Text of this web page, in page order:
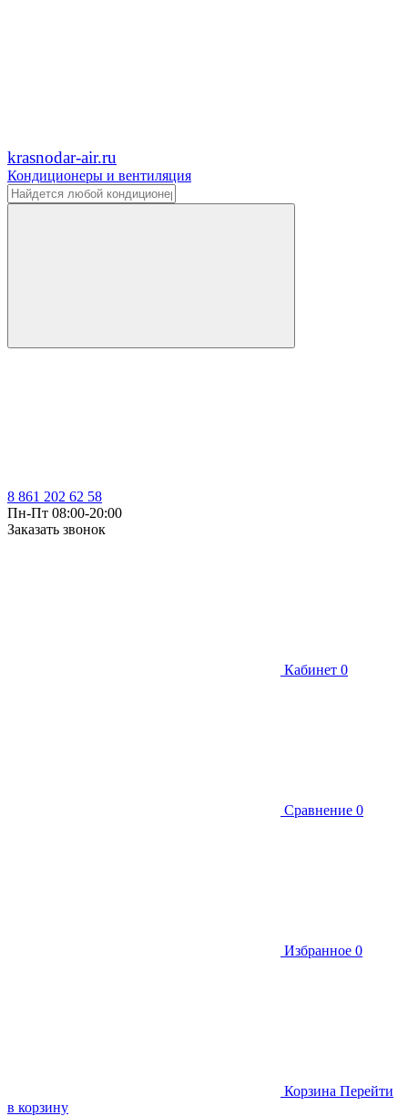
krasnodar-air.ru
Кондиционеры и вентиляция
8 861 202 62 58
Пн-Пт 08:00-20:00
Заказать звонок
Кабинет 0
Сравнение 0
Избранное 0
Корзина Перейти
в корзину